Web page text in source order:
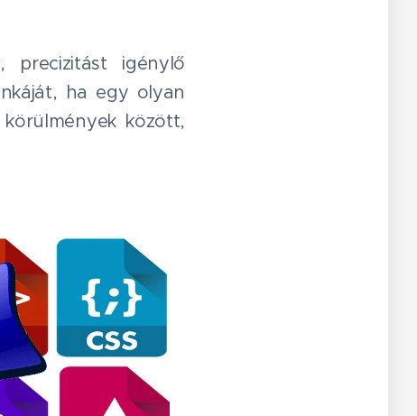
precizitást igénylő
ha egy olyan
között,